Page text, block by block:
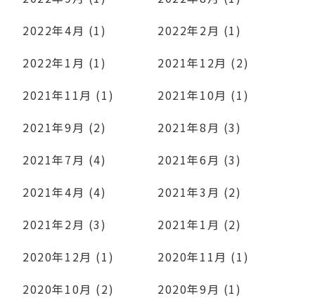
2022年4月 (1)
2022年2月 (1)
2022年1月 (1)
2021年12月 (2)
2021年11月 (1)
2021年10月 (1)
2021年9月 (2)
2021年8月 (3)
2021年7月 (4)
2021年6月 (3)
2021年4月 (4)
2021年3月 (2)
2021年2月 (3)
2021年1月 (2)
2020年12月 (1)
2020年11月 (1)
2020年10月 (2)
2020年9月 (1)